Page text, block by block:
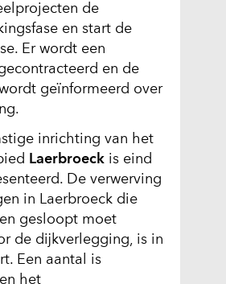
de
en start de
Er wordt een
en de
geïnformeerd over
inrichting van het
Laerbroeckis eind
De verwerving
in Laerbroeck die
gesloopt moet
de dijkverlegging, is in
Een aantal is
het